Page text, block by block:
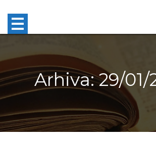
Arhiva: 29/01/